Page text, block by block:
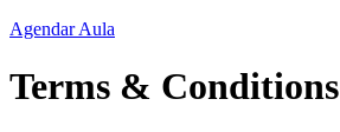
Agendar Aula
Terms & Conditions